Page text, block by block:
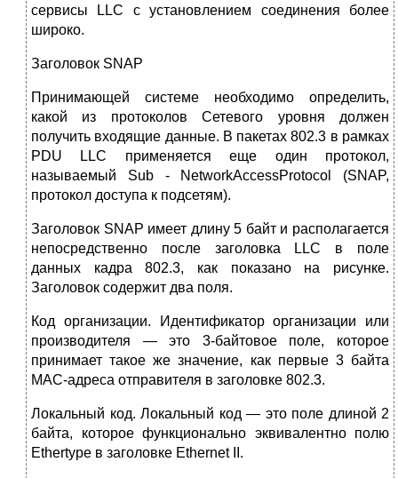
сервисы LLC с установлением соединения более
широко.
Заголовок SNAP
Принимающей системе необходимо определить,
какой из протоколов Сетевого уровня должен
получить входящие данные. В пакетах 802.3 в рамках
PDU LLC применяется еще один протокол,
называемый Sub - NetworkAccessProtocol (SNAP,
протокол доступа к подсетям).
Заголовок SNAP имеет длину 5 байт и располагается
непосредственно после заголовка LLC в поле
данных кадра 802.3, как показано на рисунке.
Заголовок содержит два поля.
Код организации. Идентификатор организации или
производителя — это 3-байтовое поле, которое
принимает такое же значение, как первые 3 байта
МАС-адреса отправителя в заголовке 802.3.
Локальный код. Локальный код — это поле длиной 2
байта, которое функционально эквивалентно полю
Ethertype в заголовке Ethernet II.